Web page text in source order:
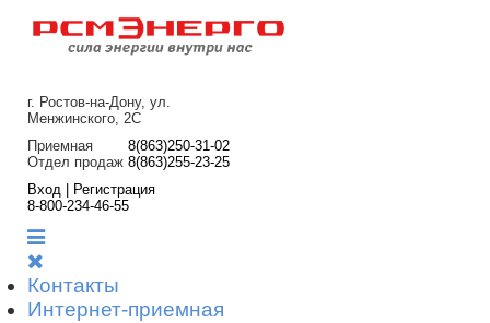
г. Ростов-на-Дону, ул.
Менжинского, 2С
Приемная
8(863)250-31-02
Отдел продаж 8(863)255-23-25
Вход | Регистрация
8-800-234-46-55
Контакты
Интернет-приемная